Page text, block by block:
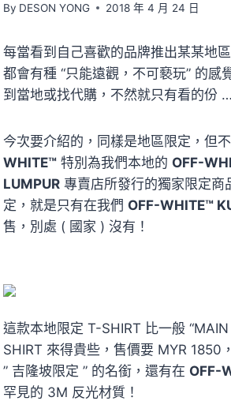
By DESON YONG 2018 年 4 月 24 日
每當看到自己喜歡的品牌推出某某地
都會有種 “只能遠觀，不可褻玩” 的感
到當地或找代購，不然就只有看的份
今次要介紹的，同樣是地區限定，但
WHITE™ 特別為我們本地的 OFF-
LUMPUR 專賣店所發行的獨家限定商
定，就是只有在我們 OFF-WHITE™
售，別處 ( 國家 ) 沒有！
這款本地限定 T-SHIRT 比一般
SHIRT 來得貴些，售價要 MYR 1850
” 吉隆坡限定 ” 的名銜，還有在 OFF-
罕見的 3M 反光材質！